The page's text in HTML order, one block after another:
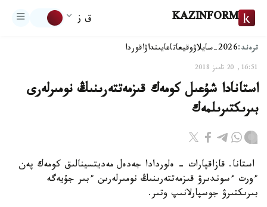
KAZINFORM ق ز
ترەند:2026-سايلاۋ وقيعاتاعايىنداۋاقوردا
16:51, 20 تامىز 2018
استانادا شۇعىل كومەك قىزمەتتەرىنىڭ نومىرلەرى
بىرىكتىرىلمەك
استانا. قازاقپارات - ەلوردادا جەدەل مەديتسينالىق كومەك پەن
ءورت ءسوندىرۋ قىزمەتتەرىنىڭ نومىرلەرىن ءبىر جۇيەگە
بىرىكتىرۋ جوسپارلانىپ وتىر.